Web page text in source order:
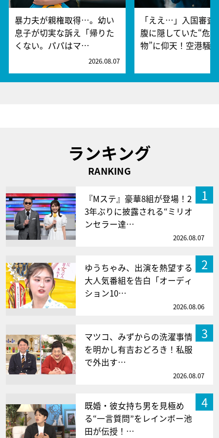
暴力夫が親権取得…。幼い
息子が切実な訴え「帰りた
くない。パパはマ…
2026.08.07
「ええ…」入国審査
腹に隠していた“危
物”に仰天！空港騒
ランキング
RANKING
1
『Mステ』豪華8組が登場！2
3年ぶりに披露される“ミリオ
ンセラー達…
2026.08.07
2
ゆうちゃみ、出演を熱望する
大人気番組を告白「オーディ
ション10…
2026.08.06
3
マツコ、みずからの洗濯事情
を明かし有吉おどろき！私服
で外出す…
2026.08.07
4
既婚・彼女持ち男を見極め
る“一言質問”をレインボー池
田が伝授！…